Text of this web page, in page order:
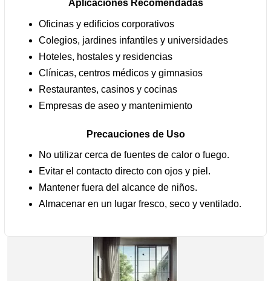
Aplicaciones Recomendadas
Oficinas y edificios corporativos
Colegios, jardines infantiles y universidades
Hoteles, hostales y residencias
Clínicas, centros médicos y gimnasios
Restaurantes, casinos y cocinas
Empresas de aseo y mantenimiento
Precauciones de Uso
No utilizar cerca de fuentes de calor o fuego.
Evitar el contacto directo con ojos y piel.
Mantener fuera del alcance de niños.
Almacenar en un lugar fresco, seco y ventilado.